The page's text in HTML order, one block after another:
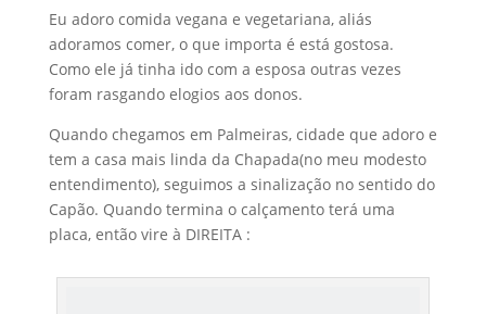
Eu adoro comida vegana e vegetariana, aliás
adoramos comer, o que importa é está gostosa.
Como ele já tinha ido com a esposa outras vezes
foram rasgando elogios aos donos.
Quando chegamos em Palmeiras, cidade que adoro e
tem a casa mais linda da Chapada(no meu modesto
entendimento), seguimos a sinalização no sentido do
Capão. Quando termina o calçamento terá uma
placa, então vire à DIREITA :